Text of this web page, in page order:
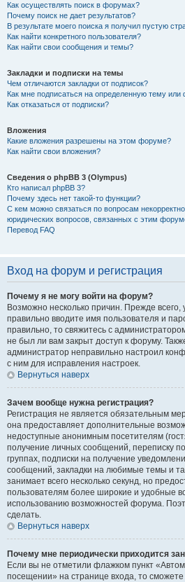
Как осуществлять поиск в форумах?
Почему поиск не дает результатов?
В результате моего поиска я получил пустую
Как найти конкретного пользователя?
Как найти свои сообщения и темы?
Закладки и подписки на темы
Чем отличаются закладки от подписок?
Как мне подписаться на определенную тему
Как отказаться от подписки?
Вложения
Какие вложения разрешены на этом форуме?
Как найти свои вложения?
Сведения о phpBB 3 (Olympus)
Кто написал phpBB 3?
Почему здесь нет такой-то функции?
С кем можно связаться по вопросам
юридических вопросов, связанных с этим
Перевод FAQ
Вход на форум и регистрация
Почему я не могу войти на форум?
Возможно несколько причин. Прежде всего,
правильно вводите имя пользователя и
правильно, то свяжитесь с
не был ли вам закрыт доступ к форуму.
администратор неправильно настроил
с ним для исправления настроек.
Вернуться наверх
Зачем вообще нужна регистрация?
Регистрация не является обязательным
она предоставляет дополнительные
недоступные анонимным посетителям
получение личных сообщений, переписку
группах, подписки на получение
сообщений, закладки на любимые темы и
занимает всего несколько секунд, но
пользователям более широкие и удобные
использованию возможностей форума.
сделать.
Вернуться наверх
Почему мне периодически приходится
Если вы не отметили флажком пункт
посещении» на странице входа, то